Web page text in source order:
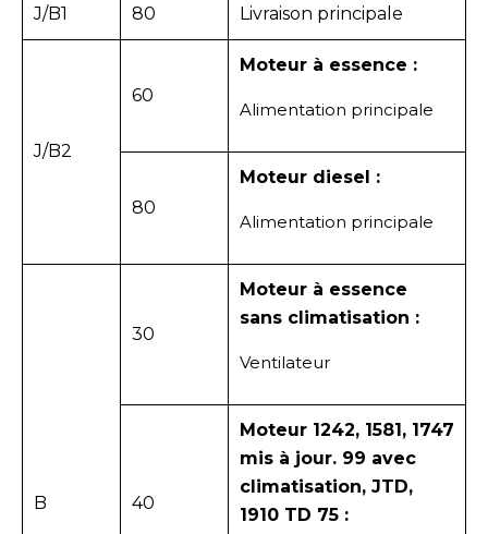
J/B1 80 Livraison principale
J/B2
60
Moteur à essence :
Alimentation principale
80
Moteur diesel :
Alimentation principale
B
30
Moteur à essence
sans climatisation :
Ventilateur
40
Moteur 1242, 1581, 1747
mis à jour. 99 avec
climatisation, JTD,
1910 TD 75 :